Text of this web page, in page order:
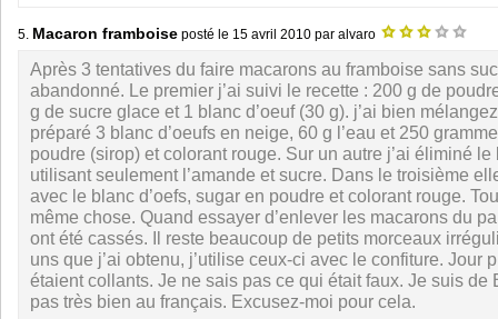
5. Macaron framboise posté le 15 avril 2010 par alvaro
Après 3 tentatives du faire macarons au framboise sans
abandonné. Le premier j’ai suivi le recette : 200 g de
g de sucre glace et 1 blanc d’oeuf (30 g). j’ai bien
préparé 3 blanc d’oeufs en neige, 60 g l’eau et 250
poudre (sirop) et colorant rouge. Sur un autre j’ai éliminé le
utilisant seulement l’amande et sucre. Dans le troisième
avec le blanc d’oefs, sugar en poudre et colorant rouge.
même chose. Quand essayer d’enlever les macarons du
ont été cassés. Il reste beaucoup de petits morceaux
uns que j’ai obtenu, j’utilise ceux-ci avec le confiture. Jour
étaient collants. Je ne sais pas ce qui était faux. Je suis de
pas très bien au français. Excusez-moi pour cela.